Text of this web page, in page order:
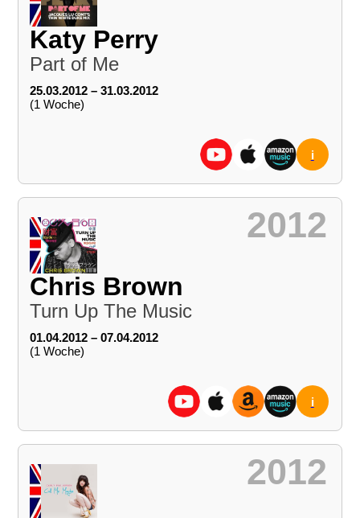
Katy Perry
Part of Me
25.03.2012 – 31.03.2012
(1 Woche)
i
2012
Chris Brown
Turn Up The Music
01.04.2012 – 07.04.2012
(1 Woche)
i
2012